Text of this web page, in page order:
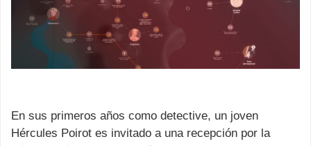
En sus primeros años como detective, un joven
Hércules Poirot es invitado a una recepción por la